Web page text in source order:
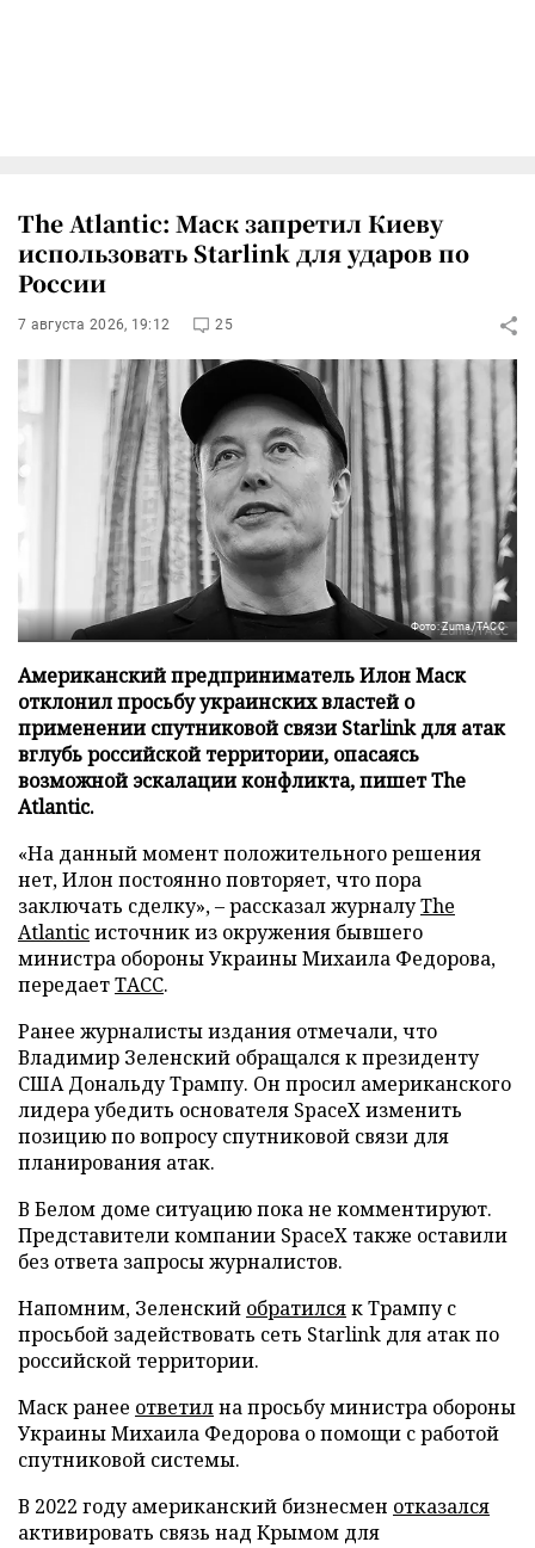
The Atlantic: Маск запретил Киеву
использовать Starlink для ударов по
России
7 августа 2026, 19:12 25
Фото: Zuma/ТАСС
Американский предприниматель Илон Маск
отклонил просьбу украинских властей о
применении спутниковой связи Starlink для атак
вглубь российской территории, опасаясь
возможной эскалации конфликта, пишет The
Atlantic.
«На данный момент положительного решения
нет, Илон постоянно повторяет, что пора
заключать сделку», – рассказал журналуThe
Atlanticисточник из окружения бывшего
министра обороны Украины Михаила Федорова,
передаетТАСС.
Ранее журналисты издания отмечали, что
Владимир Зеленский обращался к президенту
США Дональду Трампу. Он просил американского
лидера убедить основателя SpaceX изменить
позицию по вопросу спутниковой связи для
планирования атак.
В Белом доме ситуацию пока не комментируют.
Представители компании SpaceX также оставили
без ответа запросы журналистов.
Напомним, Зеленский обратилсяк Трампу с
просьбой задействовать сеть Starlink для атак по
российской территории.
Маск ранее ответилна просьбу министра обороны
Украины Михаила Федорова о помощи с работой
спутниковой системы.
В 2022 году американский бизнесмен отказался
активировать связь над Крымом для